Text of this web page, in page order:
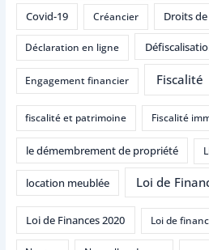
Covid-19 Créancier Droits
Déclaration en ligne
Engagement financier Fiscalité
fiscalité et patrimoine Fiscalité
le démembrement de propriété
location meublée Loi de
Loi de Finances 2020 Loi de